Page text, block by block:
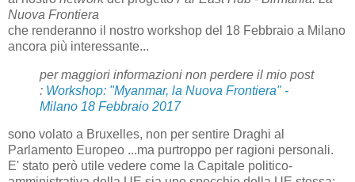
Nuova Frontiera
che renderanno il nostro workshop del 18 Febbraio a Milano
ancora più interessante...
per maggiori informazioni non perdere il mio post
: Workshop: "Myanmar, la Nuova Frontiera" -
Milano 18 Febbraio 2017
sono volato a Bruxelles, non per sentire Draghi al
Parlamento Europeo ...ma purtroppo per ragioni personali.
E' stato però utile vedere come la Capitale politico-